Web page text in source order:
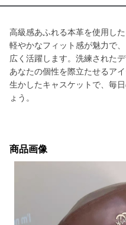
高級感あふれる本革を使用し
軽やかなフィット感が魅力で
広く活躍します。洗練された
あなたの個性を際立たせるア
生かしたキャスケットで、毎
ょう。
商品画像